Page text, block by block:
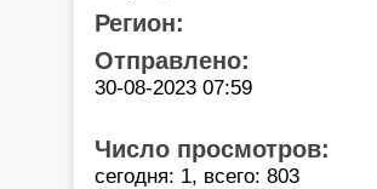
Регион:
Отправлено:
30-08-2023 07:59
Число просмотров:
сегодня: 1, всего: 803